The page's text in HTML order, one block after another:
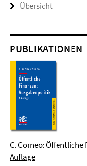
Übersicht
PUBLIKATIONEN
G. Corneo: Öffentliche
Auflage